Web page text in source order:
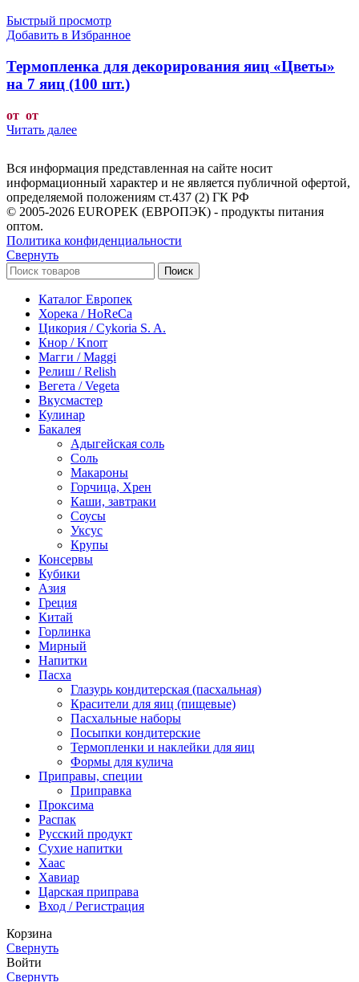
Быстрый просмотр
Добавить в Избранное
Термопленка для декорирования яиц «Цветы»
на 7 яиц (100 шт.)
от от
Читать далее
Вся информация представленная на сайте носит
информационный характер и не является публичной офертой,
определяемой положениям ст.437 (2) ГК РФ
© 2005-2026 EUROPEK (ЕВРОПЭК) - продукты питания
оптом.
Политика конфиденциальности
Свернуть
Поиск
Каталог Европек
Хорека / HoReCa
Цикория / Cykoria S. A.
Кнор / Knorr
Магги / Maggi
Релиш / Relish
Вегета / Vegeta
Вкусмастер
Кулинар
Бакалея
Адыгейская соль
Соль
Макароны
Горчица, Хрен
Каши, завтраки
Соусы
Уксус
Крупы
Консервы
Кубики
Азия
Греция
Китай
Горлинка
Мирный
Напитки
Пасха
Глазурь кондитерская (пасхальная)
Красители для яиц (пищевые)
Пасхальные наборы
Посыпки кондитерские
Термопленки и наклейки для яиц
Формы для кулича
Приправы, специи
Приправка
Проксима
Распак
Русский продукт
Сухие напитки
Хаас
Хавиар
Царская приправа
Вход / Регистрация
Корзина
Свернуть
Войти
Свернуть